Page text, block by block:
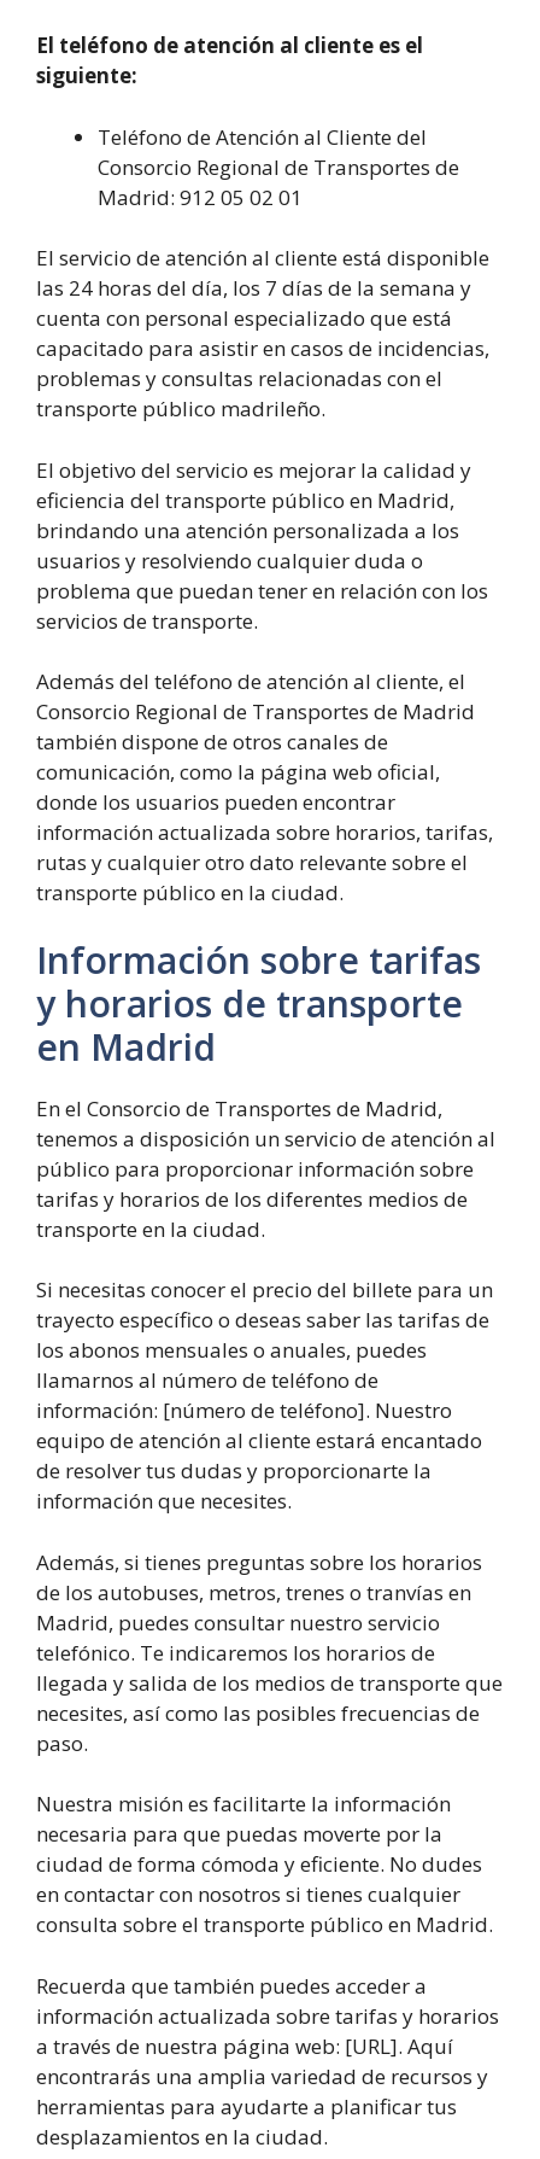
El teléfono de atención al cliente es el
siguiente:
Teléfono de Atención al Cliente del
Consorcio Regional de Transportes de
Madrid: 912 05 02 01
El servicio de atención al cliente está disponible
las 24 horas del día, los 7 días de la semana y
cuenta con personal especializado que está
capacitado para asistir en casos de incidencias,
problemas y consultas relacionadas con el
transporte público madrileño.
El objetivo del servicio es mejorar la calidad y
eficiencia del transporte público en Madrid,
brindando una atención personalizada a los
usuarios y resolviendo cualquier duda o
problema que puedan tener en relación con los
servicios de transporte.
Además del teléfono de atención al cliente, el
Consorcio Regional de Transportes de Madrid
también dispone de otros canales de
comunicación, como la página web oficial,
donde los usuarios pueden encontrar
información actualizada sobre horarios, tarifas,
rutas y cualquier otro dato relevante sobre el
transporte público en la ciudad.
Información sobre tarifas
y horarios de transporte
en Madrid
En el Consorcio de Transportes de Madrid,
tenemos a disposición un servicio de atención al
público para proporcionar información sobre
tarifas y horarios de los diferentes medios de
transporte en la ciudad.
Si necesitas conocer el precio del billete para un
trayecto específico o deseas saber las tarifas de
los abonos mensuales o anuales, puedes
llamarnos al número de teléfono de
información: [número de teléfono]. Nuestro
equipo de atención al cliente estará encantado
de resolver tus dudas y proporcionarte la
información que necesites.
Además, si tienes preguntas sobre los horarios
de los autobuses, metros, trenes o tranvías en
Madrid, puedes consultar nuestro servicio
telefónico. Te indicaremos los horarios de
llegada y salida de los medios de transporte que
necesites, así como las posibles frecuencias de
paso.
Nuestra misión es facilitarte la información
necesaria para que puedas moverte por la
ciudad de forma cómoda y eficiente. No dudes
en contactar con nosotros si tienes cualquier
consulta sobre el transporte público en Madrid.
Recuerda que también puedes acceder a
información actualizada sobre tarifas y horarios
a través de nuestra página web: [URL]. Aquí
encontrarás una amplia variedad de recursos y
herramientas para ayudarte a planificar tus
desplazamientos en la ciudad.